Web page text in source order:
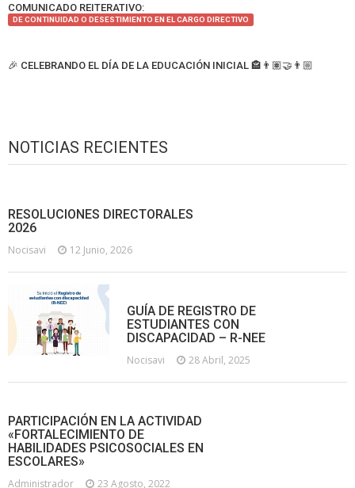
COMUNICADO REITERATIVO:
DE CONTINUIDAD O DESESTIMIENTO EN EL CARGO DIRECTIVO
🎉 CELEBRANDO EL DÍA DE LA EDUCACIÓN INICIAL 🏤👨🏽‍🤝‍👨🏼
NOTICIAS RECIENTES
RESOLUCIONES DIRECTORALES
2026
Nocisavi 12 Junio, 2026
GUÍA DE REGISTRO DE
ESTUDIANTES CON
DISCAPACIDAD – R-NEE
Nocisavi 28 Abril, 2025
PARTICIPACIÓN EN LA ACTIVIDAD
«FORTALECIMIENTO DE
HABILIDADES PSICOSOCIALES EN
ESCOLARES»
Administrador 23 Agosto, 2022